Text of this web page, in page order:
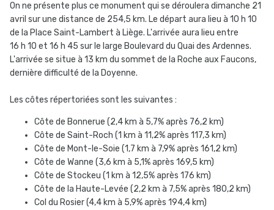
On ne présente plus ce monument qui se déroulera dimanche 21
avril sur une distance de 254,5 km. Le départ aura lieu à 10 h 10
de la Place Saint-Lambert à Liège. L'arrivée aura lieu entre
16 h 10 et 16 h 45 sur le large Boulevard du Quai des Ardennes.
L'arrivée se situe à 13 km du sommet de la Roche aux Faucons,
dernière difficulté de la Doyenne.
Les côtes répertoriées sont les suivantes :
Côte de Bonnerue (2,4 km à 5,7% après 76,2 km)
Côte de Saint-Roch (1 km à 11,2% après 117,3 km)
Côte de Mont-le-Soie (1,7 km à 7,9% après 161,2 km)
Côte de Wanne (3,6 km à 5,1% après 169,5 km)
Côte de Stockeu (1 km à 12,5% après 176 km)
Côte de la Haute-Levée (2,2 km à 7,5% après 180,2 km)
Col du Rosier (4,4 km à 5,9% après 194,4 km)